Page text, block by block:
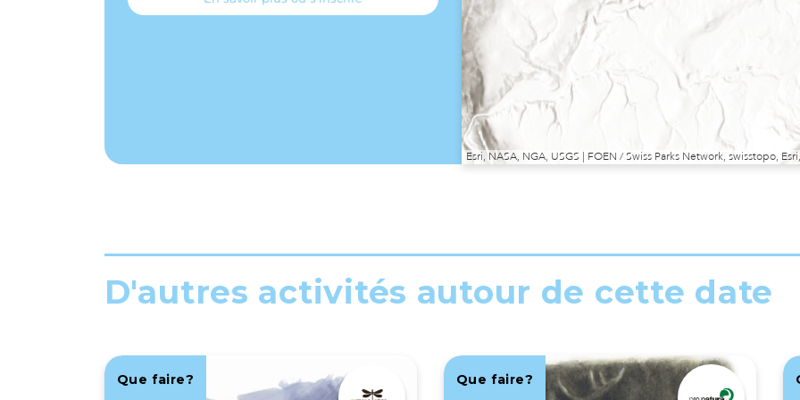
Esri, NASA, NGA, USGS | FOEN / Swiss Parks Network, swisstopo,
D'autres activités autour de cette date
Que faire? Que faire?